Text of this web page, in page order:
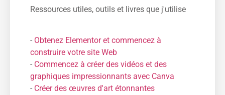
Ressources utiles, outils et livres que j'utilise
- Obtenez Elementor et commencez à
construire votre site Web
- Commencez à créer des vidéos et des
graphiques impressionnants avec Canva
- Créer des œuvres d'art étonnantes